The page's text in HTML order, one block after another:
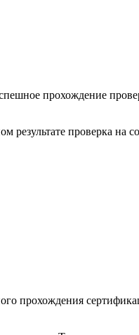
прохождение
проверка на
прохождения